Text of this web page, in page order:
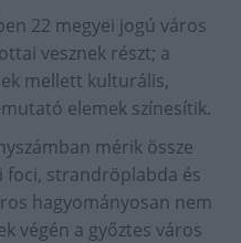
22 megyei jogú város
vesznek részt; a
mellett kulturális,
elemek színesítik.
mérik össze
foci, strandröplabda és
hagyományosan nem
végén a győztes város